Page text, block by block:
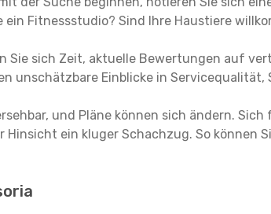
Fitnessstudio? Sind Ihre Haustiere
Sie sich Zeit, aktuelle Bewertungen auf
unschätzbare Einblicke in
und Pläne können sich ändern.
ein kluger Schachzug. So können